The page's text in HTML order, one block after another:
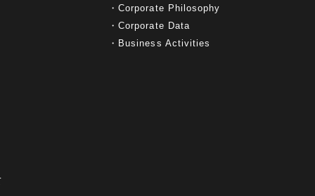
Corporate Philosophy
Corporate Data
Business Activities